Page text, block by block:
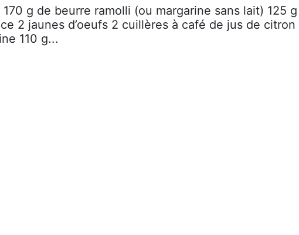
170 g de beurre ramolli (ou margarine sans lait) 125 g
2 jaunes d’oeufs 2 cuillères à café de jus de citron
110 g...